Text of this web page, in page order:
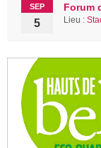
SEP
5
Forum
Lieu :